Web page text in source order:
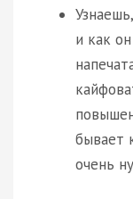
и как
бывает
очень